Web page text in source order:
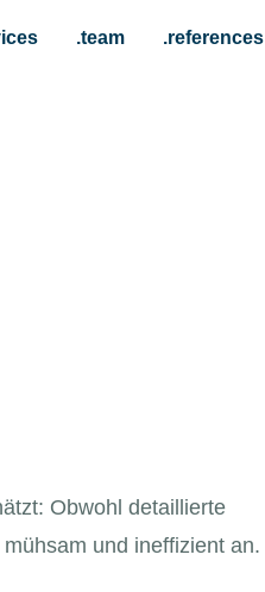
.team .references
Obwohl detaillierte
und ineffizient an.